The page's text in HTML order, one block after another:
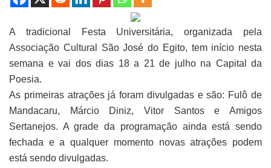
A tradicional Festa Universitária, organizada pela
Associação Cultural São José do Egito, tem início nesta
semana e vai dos dias 18 a 21 de julho na Capital da
Poesia.
As primeiras atrações já foram divulgadas e são: Fulô de
Mandacaru, Márcio Diniz, Vitor Santos e Amigos
Sertanejos. A grade da programação ainda está sendo
fechada e a qualquer momento novas atrações podem
está sendo divulgadas.